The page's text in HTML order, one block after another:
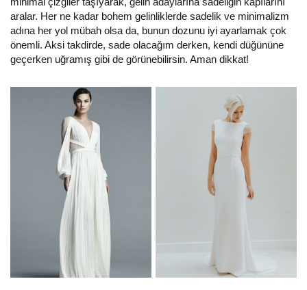
aralar. Her ne kadar bohem gelinliklerde sadelik ve minimalizm
adına her yol mübah olsa da, bunun dozunu iyi ayarlamak çok
önemli. Aksi takdirde, sade olacağım derken, kendi düğününe
geçerken uğramış gibi de görünebilirsin. Aman dikkat!